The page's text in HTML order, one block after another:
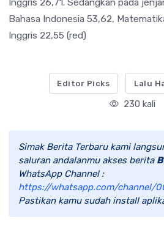
Bahasa Indonesia 53,62,
Inggris 22,55 (red)
Editor Picks Lalu
230 kali
Simak Berita Terbaru kami
saluran andalanmu akses berita
WhatsApp Channel :
https://whatsapp.com/channel/
Pastikan kamu sudah install